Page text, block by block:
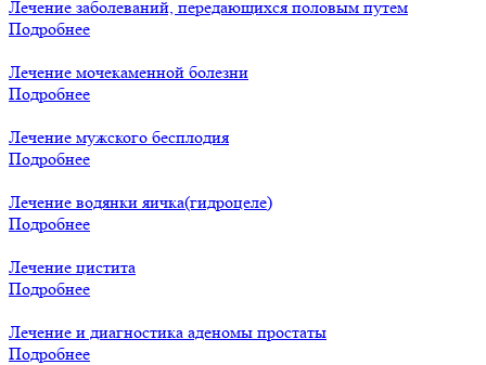
Лечение заболеваний, передающихся половым путем
Подробнее
Лечение мочекаменной болезни
Подробнее
Лечение мужского бесплодия
Подробнее
Лечение водянки яичка(гидроцеле)
Подробнее
Лечение цистита
Подробнее
Лечение и диагностика аденомы простаты
Подробнее